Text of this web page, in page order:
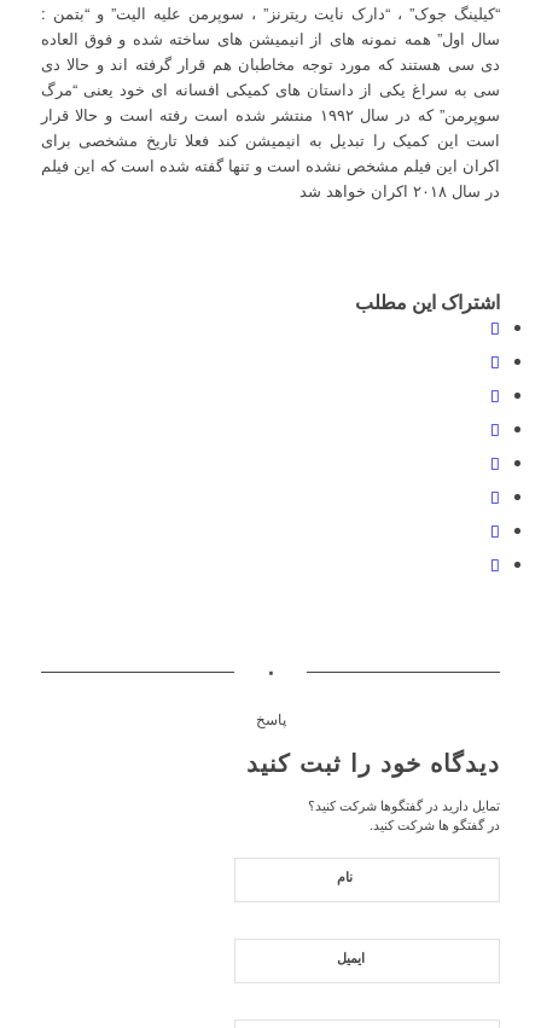
“کیلینگ جوک” ، “دارک نایت ریترنز” ، سوپرمن علیه الیت” و “بتمن :
سال اول” همه نمونه های از انیمیشن های ساخته شده و فوق العاده
دی سی هستند که مورد توجه مخاطبان هم قرار گرفته اند و حالا دی
سی به سراغ یکی از داستان های کمیکی افسانه ای خود یعنی “مرگ
سوپرمن” که در سال ۱۹۹۲ منتشر شده است رفته است و حالا قرار
است این کمیک را تبدیل به انیمیشن کند فعلا تاریخ مشخصی برای
اکران این فیلم مشخص نشده است و تنها گفته شده است که این فیلم
در سال ۲۰۱۸ اکران خواهد شد
اشتراک این مطلب
۰
پاسخ
دیدگاه خود را ثبت کنید
تمایل دارید در گفتگوها شرکت کنید؟
در گفتگو ها شرکت کنید.
نام
ایمیل